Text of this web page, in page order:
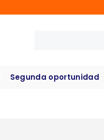
Segunda oportunidad